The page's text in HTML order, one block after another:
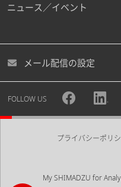
ニュース／イベント
メール配信の設定
FOLLOW US
プライバシーポリ
My SHIMADZU for